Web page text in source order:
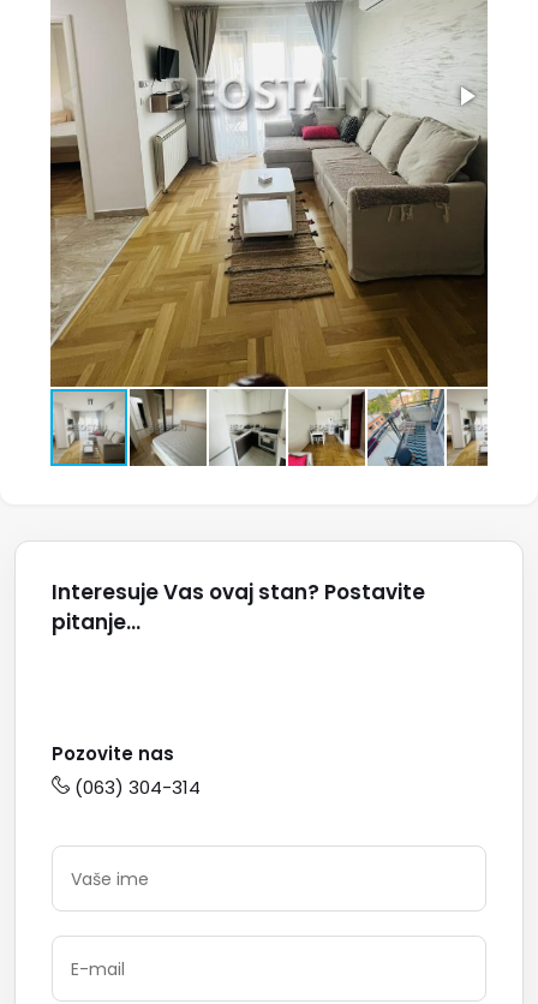
Interesuje Vas ovaj stan? Postavite
pitanje...
Pozovite nas
(063) 304-314